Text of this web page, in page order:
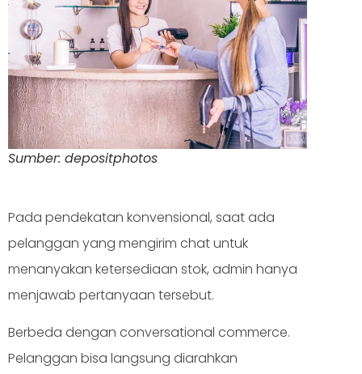
Sumber: depositphotos
Pada pendekatan konvensional, saat ada
pelanggan yang mengirim chat untuk
menanyakan ketersediaan stok, admin hanya
menjawab pertanyaan tersebut.
Berbeda dengan conversational commerce.
Pelanggan bisa langsung diarahkan